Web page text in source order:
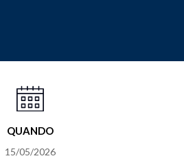
QUANDO
15/05/2026